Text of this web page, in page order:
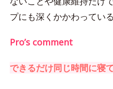
プにも深くかかわっている
Pro’s comment
できるだけ同じ時間に寝